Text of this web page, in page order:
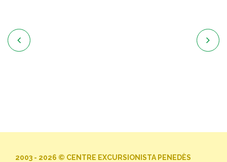
 
2003 - 2026 © CENTRE EXCURSIONISTA PENEDÈS